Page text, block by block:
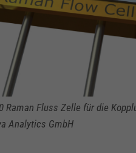
Raman Fluss Zelle für die
Analytics GmbH